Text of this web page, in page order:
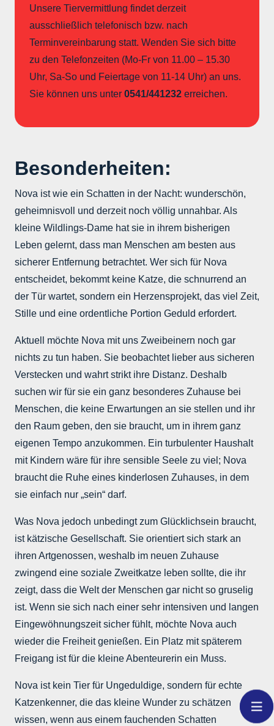
Unsere Tiervermittlung findet derzeit
ausschließlich telefonisch bzw. nach
Terminvereinbarung statt. Wenden Sie sich bitte
zu den Telefonzeiten (Mo-Fr von 11.00 – 15.30
Uhr, Sa-So und Feiertage von 11-14 Uhr) an uns.
Sie können uns unter 0541/441232 erreichen.
Besonderheiten:
Nova ist wie ein Schatten in der Nacht: wunderschön,
geheimnisvoll und derzeit noch völlig unnahbar. Als
kleine Wildlings-Dame hat sie in ihrem bisherigen
Leben gelernt, dass man Menschen am besten aus
sicherer Entfernung betrachtet. Wer sich für Nova
entscheidet, bekommt keine Katze, die schnurrend an
der Tür wartet, sondern ein Herzensprojekt, das viel Zeit,
Stille und eine ordentliche Portion Geduld erfordert.
Aktuell möchte Nova mit uns Zweibeinern noch gar
nichts zu tun haben. Sie beobachtet lieber aus sicheren
Verstecken und wahrt strikt ihre Distanz. Deshalb
suchen wir für sie ein ganz besonderes Zuhause bei
Menschen, die keine Erwartungen an sie stellen und ihr
den Raum geben, den sie braucht, um in ihrem ganz
eigenen Tempo anzukommen. Ein turbulenter Haushalt
mit Kindern wäre für ihre sensible Seele zu viel; Nova
braucht die Ruhe eines kinderlosen Zuhauses, in dem
sie einfach nur „sein“ darf.
Was Nova jedoch unbedingt zum Glücklichsein braucht,
ist kätzische Gesellschaft. Sie orientiert sich stark an
ihren Artgenossen, weshalb im neuen Zuhause
zwingend eine soziale Zweitkatze leben sollte, die ihr
zeigt, dass die Welt der Menschen gar nicht so gruselig
ist. Wenn sie sich nach einer sehr intensiven und langen
Eingewöhnungszeit sicher fühlt, möchte Nova auch
wieder die Freiheit genießen. Ein Platz mit späterem
Freigang ist für die kleine Abenteurerin ein Muss.
Nova ist kein Tier für Ungeduldige, sondern für echte
Katzenkenner, die das kleine Wunder zu schätzen
wissen, wenn aus einem fauchenden Schatten